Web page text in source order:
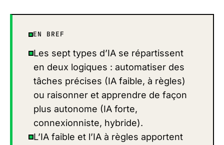
EN BREF
Les sept types d’IA se répartissent
en deux logiques : automatiser des
tâches précises (IA faible, à règles)
ou raisonner et apprendre de façon
plus autonome (IA forte,
connexionniste, hybride).
L’IA faible et l’IA à règles apportent